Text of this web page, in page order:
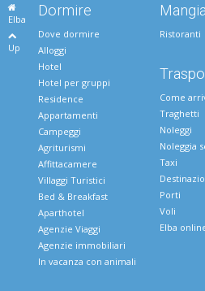
Elba
Up
Dormire
Dove dormire
Alloggi
Hotel
Hotel per gruppi
Residence
Appartamenti
Campeggi
Agriturismi
Affittacamere
Villaggi Turistici
Bed & Breakfast
Aparthotel
Agenzie Viaggi
Agenzie immobiliari
In vacanza con animali
Ristoranti
Come
Traghetti
Noleggi
Noleggia
Taxi
Porti
Voli
Elba